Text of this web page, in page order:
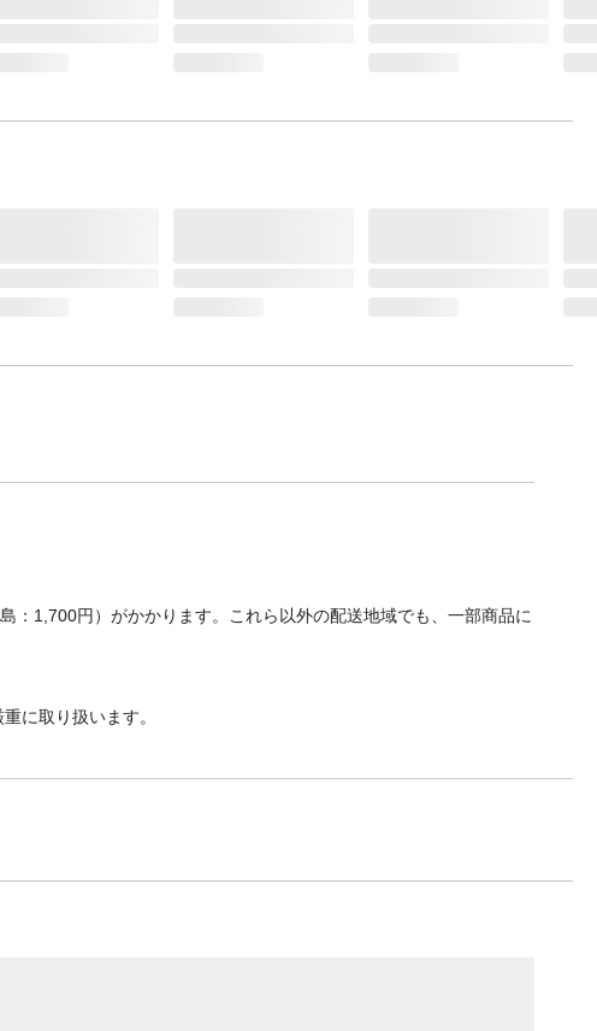
：1,700円）がかかります。これら以外の配送地域でも、一部商品に
に取り扱います。